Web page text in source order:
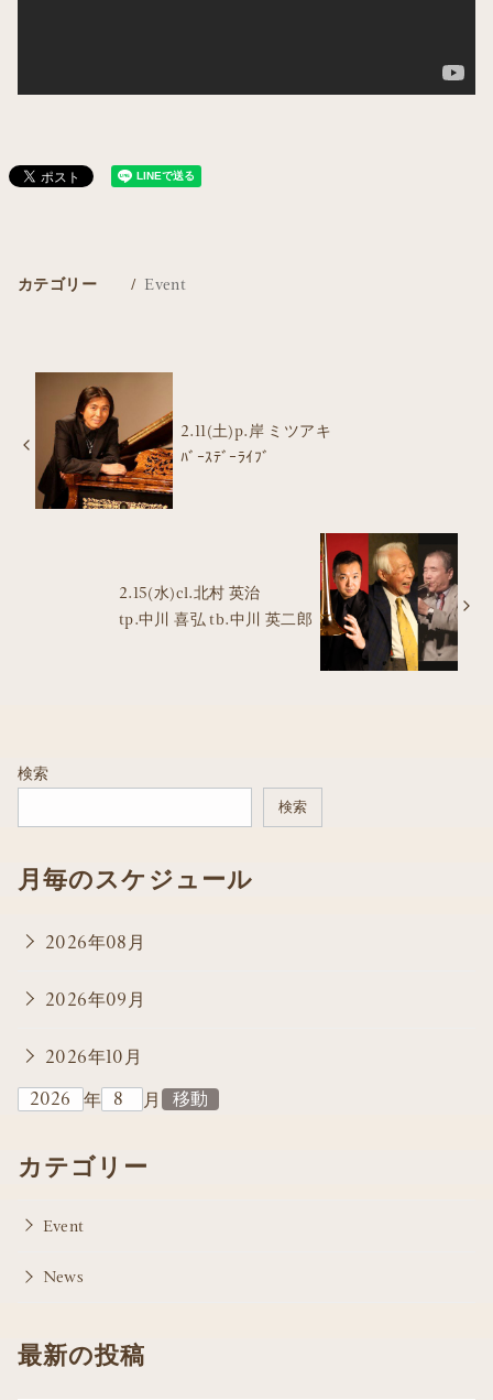
カテゴリー Event
2.11(土)p.岸 ミツアキ
ﾊﾞｰｽﾃﾞｰﾗｲﾌﾞ
2.15(水)cl.北村 英治
tp.中川 喜弘 tb.中川 英二郎
検索
検索
月毎のスケジュール
2026年08月
2026年09月
2026年10月
年
月
カテゴリー
Event
News
最新の投稿